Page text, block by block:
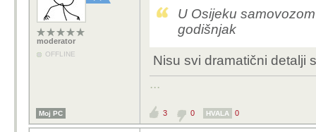
moderator
OFFLINE
U Osijeku
godišnjak
Nisu svi dramatični detalji
...
Moj PC 3 0 HVALA 0